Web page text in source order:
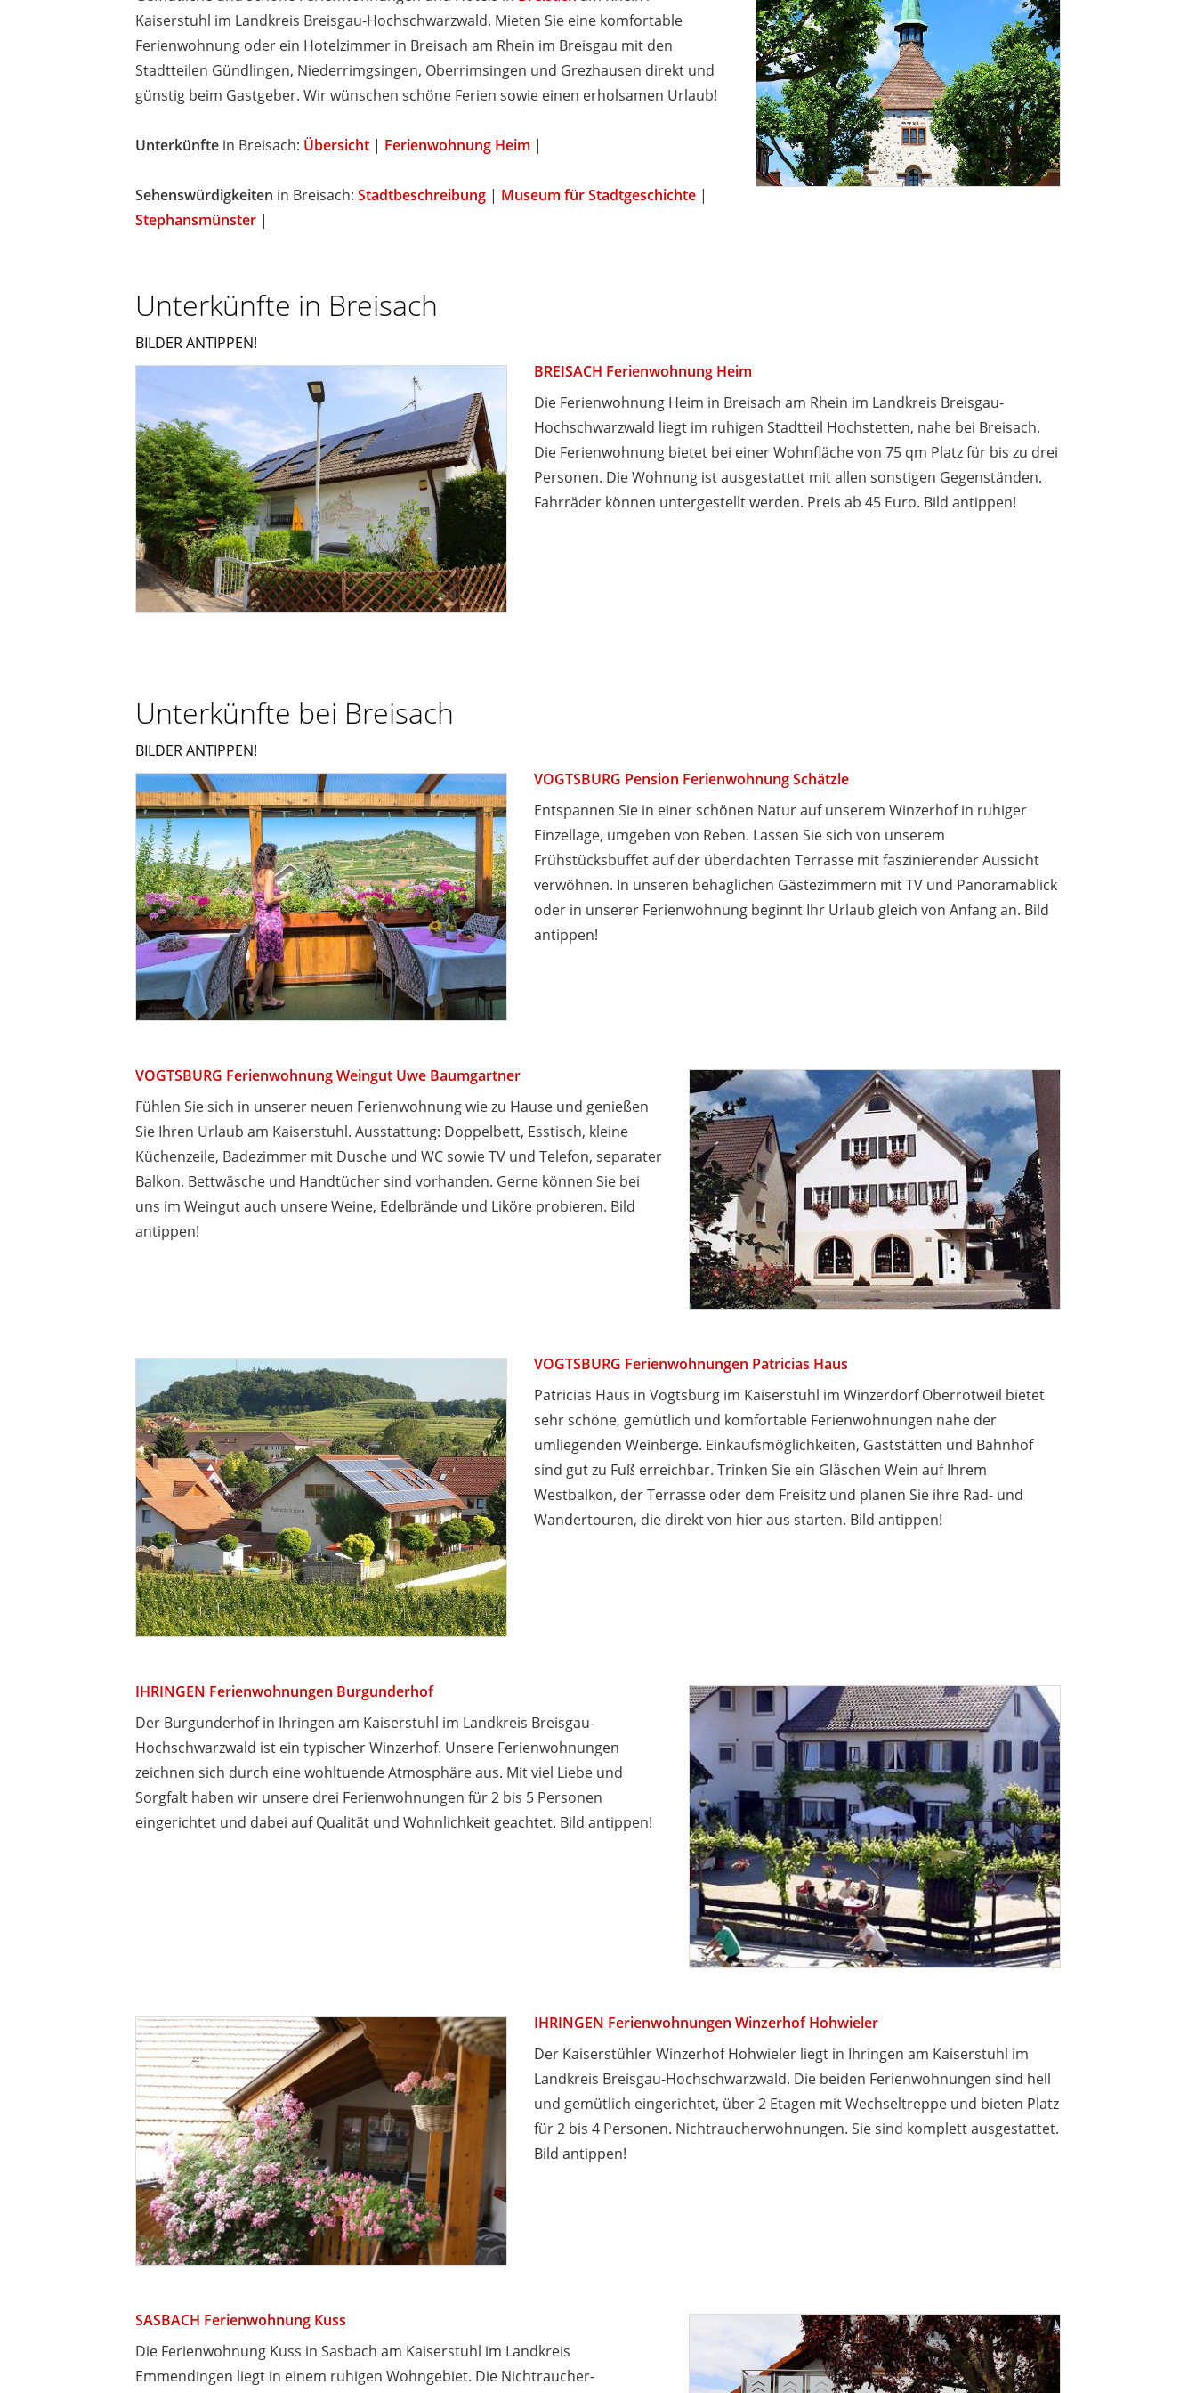
Kaiserstuhl im Landkreis Breisgau-Hochschwarzwald. Mieten Sie eine komfortable
Ferienwohnung oder ein Hotelzimmer in Breisach am Rhein im Breisgau mit den
Stadtteilen Gündlingen, Niederrimgsingen, Oberrimsingen und Grezhausen direkt und
günstig beim Gastgeber. Wir wünschen schöne Ferien sowie einen erholsamen Urlaub!
Unterkünfte in Breisach: Übersicht | Ferienwohnung Heim |
Sehenswürdigkeiten in Breisach: Stadtbeschreibung | Museum für Stadtgeschichte |
Stephansmünster |
Unterkünfte in Breisach
BILDER ANTIPPEN!
BREISACH Ferienwohnung Heim
Die Ferienwohnung Heim in Breisach am Rhein im Landkreis Breisgau-
Hochschwarzwald liegt im ruhigen Stadtteil Hochstetten, nahe bei Breisach.
Die Ferienwohnung bietet bei einer Wohnfläche von 75 qm Platz für bis zu drei
Personen. Die Wohnung ist ausgestattet mit allen sonstigen Gegenständen.
Fahrräder können untergestellt werden. Preis ab 45 Euro. Bild antippen!
Unterkünfte bei Breisach
BILDER ANTIPPEN!
VOGTSBURG Pension Ferienwohnung Schätzle
Entspannen Sie in einer schönen Natur auf unserem Winzerhof in ruhiger
Einzellage, umgeben von Reben. Lassen Sie sich von unserem
Frühstücksbuffet auf der überdachten Terrasse mit faszinierender Aussicht
verwöhnen. In unseren behaglichen Gästezimmern mit TV und Panoramablick
oder in unserer Ferienwohnung beginnt Ihr Urlaub gleich von Anfang an. Bild
antippen!
VOGTSBURG Ferienwohnung Weingut Uwe Baumgartner
Fühlen Sie sich in unserer neuen Ferienwohnung wie zu Hause und genießen
Sie Ihren Urlaub am Kaiserstuhl. Ausstattung: Doppelbett, Esstisch, kleine
Küchenzeile, Badezimmer mit Dusche und WC sowie TV und Telefon, separater
Balkon. Bettwäsche und Handtücher sind vorhanden. Gerne können Sie bei
uns im Weingut auch unsere Weine, Edelbrände und Liköre probieren. Bild
antippen!
VOGTSBURG Ferienwohnungen Patricias Haus
Patricias Haus in Vogtsburg im Kaiserstuhl im Winzerdorf Oberrotweil bietet
sehr schöne, gemütlich und komfortable Ferienwohnungen nahe der
umliegenden Weinberge. Einkaufsmöglichkeiten, Gaststätten und Bahnhof
sind gut zu Fuß erreichbar. Trinken Sie ein Gläschen Wein auf Ihrem
Westbalkon, der Terrasse oder dem Freisitz und planen Sie ihre Rad- und
Wandertouren, die direkt von hier aus starten. Bild antippen!
IHRINGEN Ferienwohnungen Burgunderhof
Der Burgunderhof in Ihringen am Kaiserstuhl im Landkreis Breisgau-
Hochschwarzwald ist ein typischer Winzerhof. Unsere Ferienwohnungen
zeichnen sich durch eine wohltuende Atmosphäre aus. Mit viel Liebe und
Sorgfalt haben wir unsere drei Ferienwohnungen für 2 bis 5 Personen
eingerichtet und dabei auf Qualität und Wohnlichkeit geachtet. Bild antippen!
IHRINGEN Ferienwohnungen Winzerhof Hohwieler
Der Kaiserstühler Winzerhof Hohwieler liegt in Ihringen am Kaiserstuhl im
Landkreis Breisgau-Hochschwarzwald. Die beiden Ferienwohnungen sind hell
und gemütlich eingerichtet, über 2 Etagen mit Wechseltreppe und bieten Platz
für 2 bis 4 Personen. Nichtraucherwohnungen. Sie sind komplett ausgestattet.
Bild antippen!
SASBACH Ferienwohnung Kuss
Die Ferienwohnung Kuss in Sasbach am Kaiserstuhl im Landkreis
Emmendingen liegt in einem ruhigen Wohngebiet. Die Nichtraucher-